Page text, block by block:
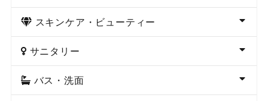
スキンケア・ビューティー
サニタリー
バス・洗面